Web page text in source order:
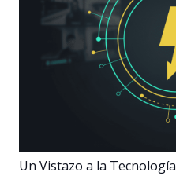
Un Vistazo a la Tecnología